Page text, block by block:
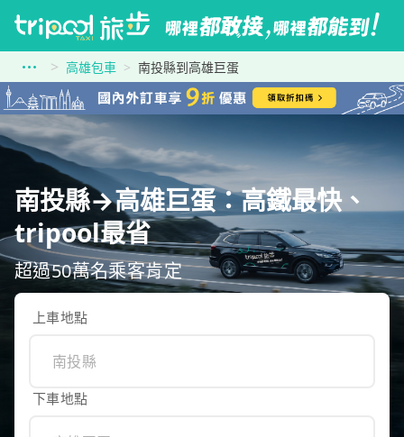
高雄包車 南投縣到高雄巨蛋
南投縣→高雄巨蛋：高鐵最快、
tripool最省
超過50萬名乘客肯定
上車地點
下車地點